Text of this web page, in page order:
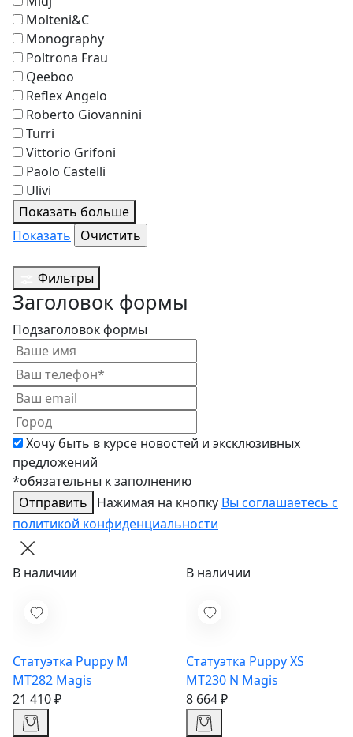
Molteni&C
Monography
Poltrona Frau
Qeeboo
Reflex Angelo
Roberto Giovannini
Turri
Vittorio Grifoni
Paolo Castelli
Ulivi
Показать больше
Показать
Фильтры
Заголовок формы
Подзаголовок формы
Хочу быть в курсе новостей и эксклюзивных
предложений
*обязательны к заполнению
Отправить
Нажимая на кнопку Вы соглашаетесь с
политикой конфиденциальности
В наличии
Статуэтка Puppy M
MT282 Magis
21 410 ₽
В наличии
Статуэтка Puppy XS
MT230 N Magis
8 664 ₽